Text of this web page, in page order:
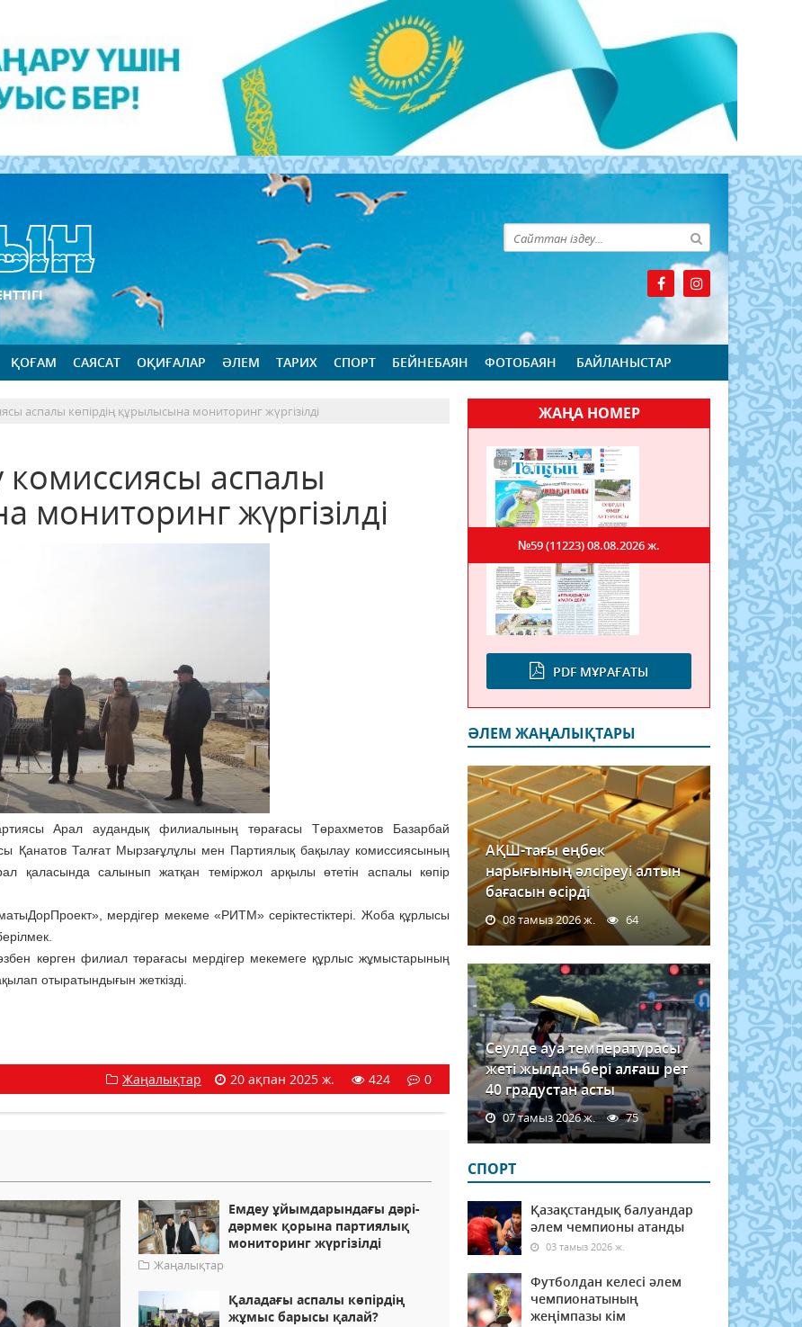
ҚОҒАМ САЯСАТ ОҚИҒАЛАР ӘЛЕМ ТАРИХ СПОРТ БЕЙНЕБАЯН ФОТОБАЯН БАЙЛАНЫСТАР
аспалы көпірдің құрылысына мониторинг жүргізілді
аспалы
мониторинг жүргізілді
Арал аудандық филиалының төрағасы Төрахметов Базарбай
Талғат Мырзағұлұлы мен Партиялық бақылау комиссиясының
қаласында салынып жатқан теміржол арқылы өтетін аспалы көпір
мердігер мекеме «РИТМ» серіктестіктері. Жоба құрлысы
көрген филиал төрағасы мердігер мекемеге құрлыс жұмыстарының
отыратындығын жеткізді.
Жаңалықтар 20 ақпан 2025 ж. 424 0
Емдеу ұйымдарындағы дәрі-
дәрмек қорына партиялық
мониторинг жүргізілді
Жаңалықтар
Қаладағы аспалы көпірдің
жұмыс барысы қалай?
ЖАҢА НОМЕР
PDF МҰРАҒАТЫ
№59 (11223)08.08.2026 ж.
ӘЛЕМ ЖАҢАЛЫҚТАРЫ
АҚШ-тағы еңбек
нарығының әлсіреуі алтын
бағасын өсірді
08 тамыз 2026 ж. 64
Сеулде ауа температурасы
жеті жылдан бері алғаш рет
40 градустан асты
07 тамыз 2026 ж. 75
СПОРТ
Қазақстандық балуандар
әлем чемпионы атанды
03 тамыз 2026 ж.
Футболдан келесі әлем
чемпионатының
жеңімпазы кім